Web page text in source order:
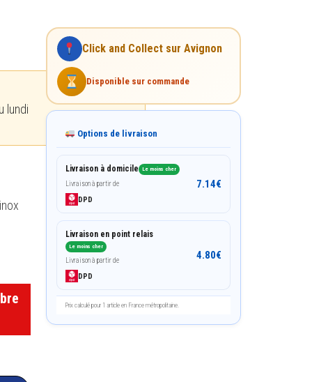
Click and Collect sur Avignon
Disponible sur commande
Options de livraison
Livraison à domicile Le moins cher
Livraison à partir de
DPD
7.14€
Livraison en point relais
Le moins cher
Livraison à partir de
DPD
4.80€
Prix calculé pour 1 article en France métropolitaine.
lundi